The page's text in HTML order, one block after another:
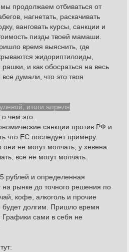
продолжаем отбиваться от
нагнетать, раскачивать
ванговать курсы, санкции и
пизды твоей мамаши.
время выяснить, где
жидориптилоиды,
и как обосраться на весь
думали, что это твоя
итоги апреля
чем это.
санкции против РФ и
что ЕС последует примеру.
они не могут молчать, у хевена
все не могут молчать.
рублей и определенная
на рынке до точного решения по
кофе, алкоголь и прочие
будет долгим. Пришло время
Графики сами в себя не